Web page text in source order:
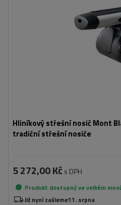
Hliníkový střešní nosič Mont
tradiční střešní nosiče
5 272,00 Kč s DPH
Produkt dostupný ve velkém
Již nyní zašleme11. srpna